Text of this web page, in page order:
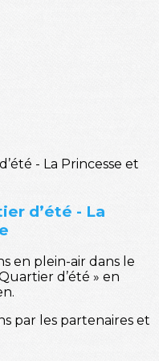
d’été - La
en plein-air dans le
d’été » en
par les partenaires et